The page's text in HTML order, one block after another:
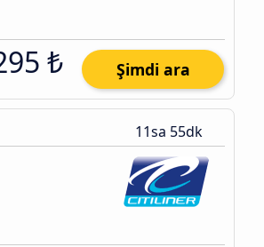
₺ Şimdi ara
11sa 55dk